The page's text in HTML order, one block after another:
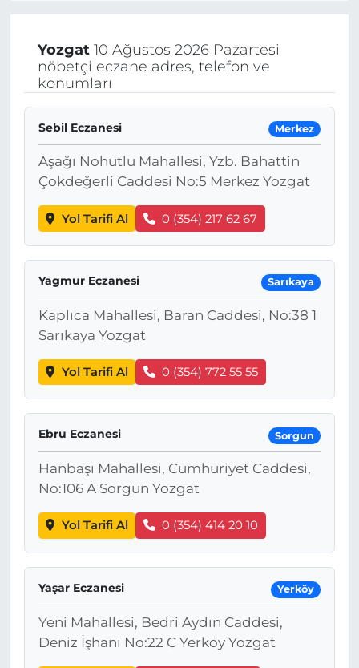
Yozgat10 Ağustos 2026 Pazartesi
nöbetçi eczane adres, telefon ve
konumları
Sebil Eczanesi Merkez
Aşağı Nohutlu Mahallesi, Yzb. Bahattin
Çokdeğerli Caddesi No:5 Merkez Yozgat
Yol Tarifi Al 0 (354) 217 62 67
Yagmur Eczanesi Sarıkaya
Kaplıca Mahallesi, Baran Caddesi, No:38 1
Sarıkaya Yozgat
Yol Tarifi Al 0 (354) 772 55 55
Ebru Eczanesi Sorgun
Hanbaşı Mahallesi, Cumhuriyet Caddesi,
No:106 A Sorgun Yozgat
Yol Tarifi Al 0 (354) 414 20 10
Yaşar Eczanesi Yerköy
Yeni Mahallesi, Bedri Aydın Caddesi,
Deniz İşhanı No:22 C Yerköy Yozgat